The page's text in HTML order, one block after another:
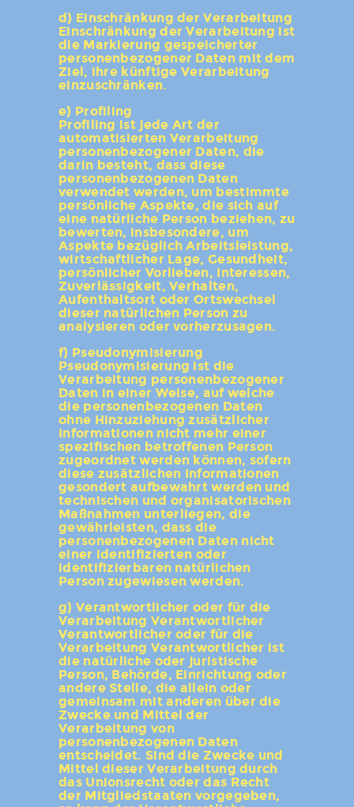
d) Einschränkung der Verarbeitung
Einschränkung der Verarbeitung ist
die Markierung gespeicherter
personenbezogener Daten mit dem
Ziel, ihre künftige Verarbeitung
einzuschränken.
e) Profiling
Profiling ist jede Art der
automatisierten Verarbeitung
personenbezogener Daten, die
darin besteht, dass diese
personenbezogenen Daten
verwendet werden, um bestimmte
persönliche Aspekte, die sich auf
eine natürliche Person beziehen, zu
bewerten, insbesondere, um
Aspekte bezüglich Arbeitsleistung,
wirtschaftlicher Lage, Gesundheit,
persönlicher Vorlieben, Interessen,
Zuverlässigkeit, Verhalten,
Aufenthaltsort oder Ortswechsel
dieser natürlichen Person zu
analysieren oder vorherzusagen.
f) Pseudonymisierung
Pseudonymisierung ist die
Verarbeitung personenbezogener
Daten in einer Weise, auf welche
die personenbezogenen Daten
ohne Hinzuziehung zusätzlicher
Informationen nicht mehr einer
spezifischen betroffenen Person
zugeordnet werden können, sofern
diese zusätzlichen Informationen
gesondert aufbewahrt werden und
technischen und organisatorischen
Maßnahmen unterliegen, die
gewährleisten, dass die
personenbezogenen Daten nicht
einer identifizierten oder
identifizierbaren natürlichen
Person zugewiesen werden.
g) Verantwortlicher oder für die
Verarbeitung Verantwortlicher
Verantwortlicher oder für die
Verarbeitung Verantwortlicher ist
die natürliche oder juristische
Person, Behörde, Einrichtung oder
andere Stelle, die allein oder
gemeinsam mit anderen über die
Zwecke und Mittel der
Verarbeitung von
personenbezogenen Daten
entscheidet. Sind die Zwecke und
Mittel dieser Verarbeitung durch
das Unionsrecht oder das Recht
der Mitgliedstaaten vorgegeben,